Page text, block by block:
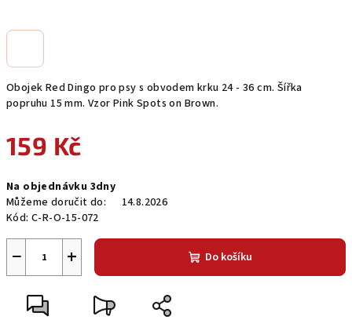
Obojek Red Dingo pro psy s obvodem krku 24 - 36 cm. Šířka
popruhu 15 mm. Vzor Pink Spots on Brown.
159 Kč
cena:
Na objednávku 3dny
Můžeme doručit do:
14.8.2026
Kód: C-R-O-15-072
+
− Do košíku